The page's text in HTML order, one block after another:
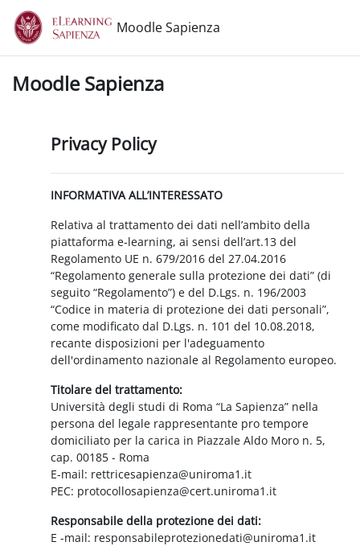
Vai al contenuto principale
Moodle Sapienza
Moodle Sapienza
Privacy Policy
INFORMATIVA ALL’INTERESSATO
Relativa al trattamento dei dati nell’ambito della
piattaforma e-learning, ai sensi dell’art.13 del
Regolamento UE n. 679/2016 del 27.04.2016
“Regolamento generale sulla protezione dei dati” (di
seguito “Regolamento”) e del D.Lgs. n. 196/2003
“Codice in materia di protezione dei dati personali”,
come modificato dal D.Lgs. n. 101 del 10.08.2018,
recante disposizioni per l'adeguamento
dell'ordinamento nazionale al Regolamento europeo.
Titolare del trattamento:
Università degli studi di Roma “La Sapienza” nella
persona del legale rappresentante pro tempore
domiciliato per la carica in Piazzale Aldo Moro n. 5,
cap. 00185 - Roma
E-mail: rettricesapienza@uniroma1.it
PEC: protocollosapienza@cert.uniroma1.it
Responsabile della protezione dei dati:
E -mail: responsabileprotezionedati@uniroma1.it